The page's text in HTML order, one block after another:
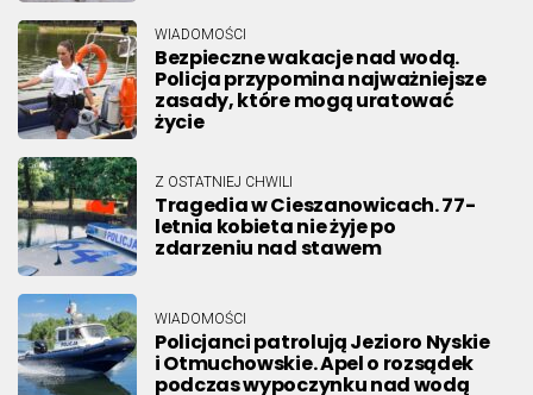
WIADOMOŚCI
Bezpieczne wakacje nad wodą.
Policja przypomina najważniejsze
zasady, które mogą uratować
życie
Z OSTATNIEJ CHWILI
Tragedia w Cieszanowicach. 77-
letnia kobieta nie żyje po
zdarzeniu nad stawem
WIADOMOŚCI
Policjanci patrolują Jezioro Nyskie
i Otmuchowskie. Apel o rozsądek
podczas wypoczynku nad wodą